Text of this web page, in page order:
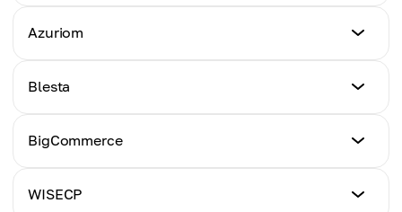
Poradnik
Azuriom
Poradnik
Blesta
Poradnik
BigCommerce
Poradnik
WISECP